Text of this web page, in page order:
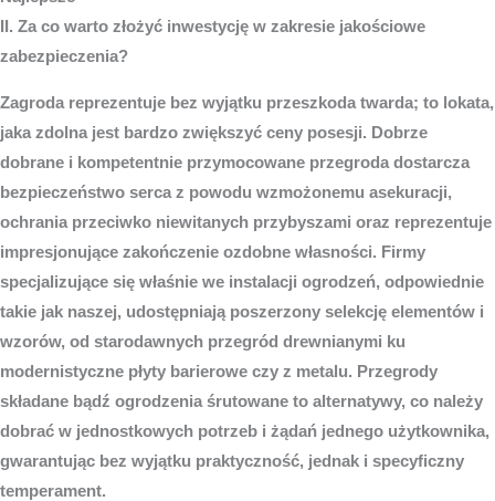
II. Za co warto złożyć inwestycję w zakresie jakościowe
zabezpieczenia?
Zagroda reprezentuje bez wyjątku przeszkoda twarda; to lokata,
jaka zdolna jest bardzo zwiększyć ceny posesji. Dobrze
dobrane i kompetentnie przymocowane przegroda dostarcza
bezpieczeństwo serca z powodu wzmożonemu asekuracji,
ochrania przeciwko niewitanych przybyszami oraz reprezentuje
impresjonujące zakończenie ozdobne własności. Firmy
specjalizujące się właśnie we instalacji ogrodzeń, odpowiednie
takie jak naszej, udostępniają poszerzony selekcję elementów i
wzorów, od starodawnych przegród drewnianymi ku
modernistyczne płyty barierowe czy z metalu. Przegrody
składane bądź ogrodzenia śrutowane to alternatywy, co należy
dobrać w jednostkowych potrzeb i żądań jednego użytkownika,
gwarantując bez wyjątku praktyczność, jednak i specyficzny
temperament.